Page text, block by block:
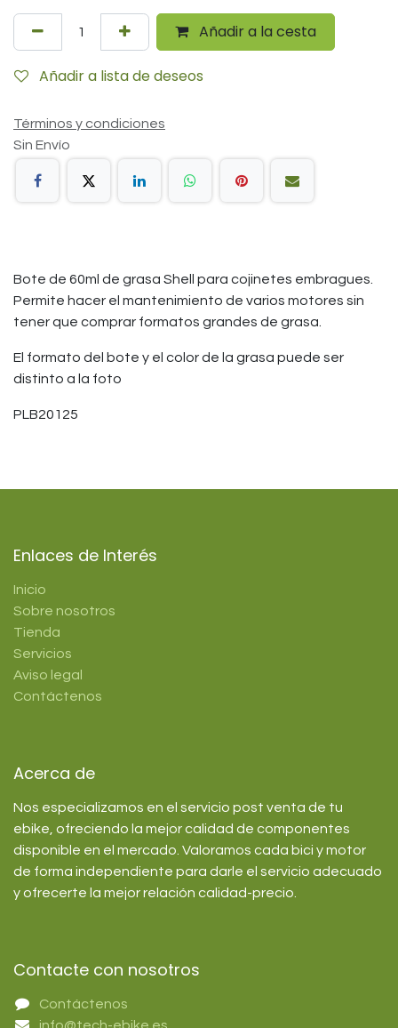
Añadir a la cesta
Añadir a lista de deseos
Términos y condiciones
Sin Envío
Bote de 60ml de grasa Shell para cojinetes embragues.
Permite hacer el mantenimiento de varios motores sin
tener que comprar formatos grandes de grasa.
El formato del bote y el color de la grasa puede ser
distinto a la foto
PLB20125
Enlaces de Interés
Inicio
Sobre nosotros
Tienda
Servicios
Aviso legal
Contáctenos
Acerca de
Nos especializamos en el servicio post venta de tu
ebike, ofreciendo la mejor calidad de componentes
disponible en el mercado. Valoramos cada bici y motor
de forma independiente para darle el servicio adecuado
y ofrecerte la mejor relación calidad-precio.
Contacte con nosotros
Contáctenos